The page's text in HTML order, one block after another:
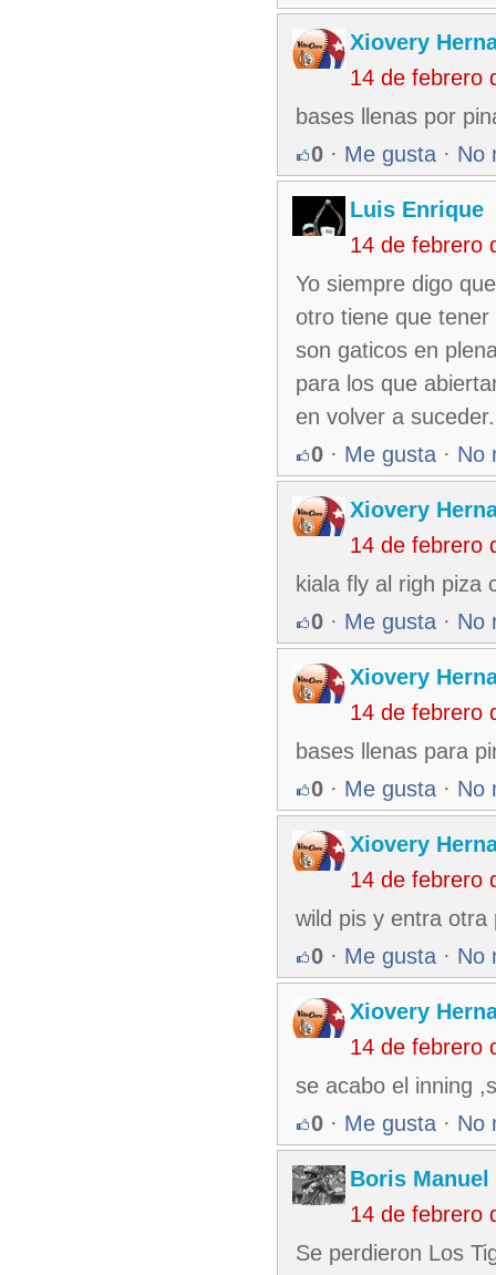
Xiovery
14 de febrero
bases llenas por
0 · Me gusta · No
Luis Enrique
14 de febrero
Yo siempre digo
otro tiene que
son gaticos en
para los que
en volver a suceder.
0 · Me gusta · No
Xiovery
14 de febrero
kiala fly al righ piza
0 · Me gusta · No
Xiovery
14 de febrero
bases llenas para
0 · Me gusta · No
Xiovery
14 de febrero
wild pis y entra otra
0 · Me gusta · No
Xiovery
14 de febrero
se acabo el inning
0 · Me gusta · No
Boris Manuel
14 de febrero
Se perdieron Los